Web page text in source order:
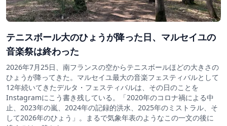
テニスボール大のひょうが降った日、マルセイユの
音楽祭は終わった
2026年7月25日、南フランスの空からテニスボールほどの大きさの
ひょうが降ってきた。マルセイユ最大の音楽フェスティバルとして
12年続いてきたデルタ・フェスティバルは、その日のことを
Instagramにこう書き残している。「2020年のコロナ禍による中
止、2023年の嵐、2024年の記録的洪水、2025年のミストラル、そ
して2026年のひょう」。まるで気象年表のようなこの一文の後に